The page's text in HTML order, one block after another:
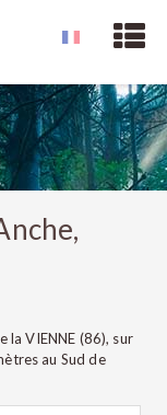
la VIENNE (86), sur
au Sud de